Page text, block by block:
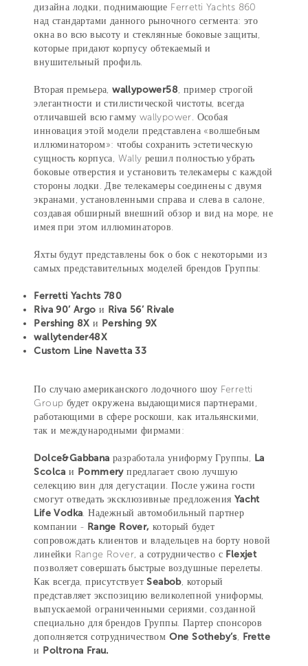
дизайна лодки, поднимающие Ferretti Yachts 860
над стандартами данного рыночного сегмента: это
окна во всю высоту и стеклянные боковые защиты,
которые придают корпусу обтекаемый и
внушительный профиль.
Вторая премьера, wallypower58, пример строгой
элегантности и стилистической чистоты, всегда
отличавшей всю гамму wallypower. Особая
инновация этой модели представлена «волшебным
иллюминатором»: чтобы сохранить эстетическую
сущность корпуса, Wally решил полностью убрать
боковые отверстия и установить телекамеры с каждой
стороны лодки. Две телекамеры соединены с двумя
экранами, установленными справа и слева в салоне,
создавая обширный внешний обзор и вид на море, не
имея при этом иллюминаторов.
Яхты будут представлены бок о бок с некоторыми из
самых представительных моделей брендов Группы:
Ferretti Yachts 780
Riva 90’ Argo и Riva 56’ Rivale
Pershing 8X и Pershing 9X
wallytender48X
Custom Line Navetta 33
По случаю американского лодочного шоу Ferretti
Group будет окружена выдающимися партнерами,
работающими в сфере роскоши, как итальянскими,
так и международными фирмами:
Dolce&Gabbana разработала униформу Группы, La
Scolca и Pommeryпредлагает свою лучшую
селекцию вин для дегустации. После ужина гости
смогут отведать эксклюзивные предложения Yacht
Life Vodka. Надежный автомобильный партнер
компании - Range Rover, который будет
сопровождать клиентов и владельцев на борту новой
линейки Range Rover, а сотрудничество с Flexjet
позволяет совершать быстрые воздушные перелеты.
Как всегда, присутствуетSeabob, который
представляет экспозицию великолепной униформы,
выпускаемой ограниченными сериями, созданной
специально для брендов Группы. Партер спонсоров
дополняется сотрудничеством One Sotheby’s, Frette
и Poltrona Frau.